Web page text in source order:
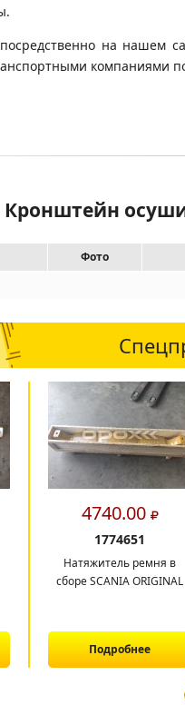
на нашем
Кронштейн
Фото
4740.00
1774651
Натяжитель ремня в
сборе SCANIA ORIGINAL
Подробнее